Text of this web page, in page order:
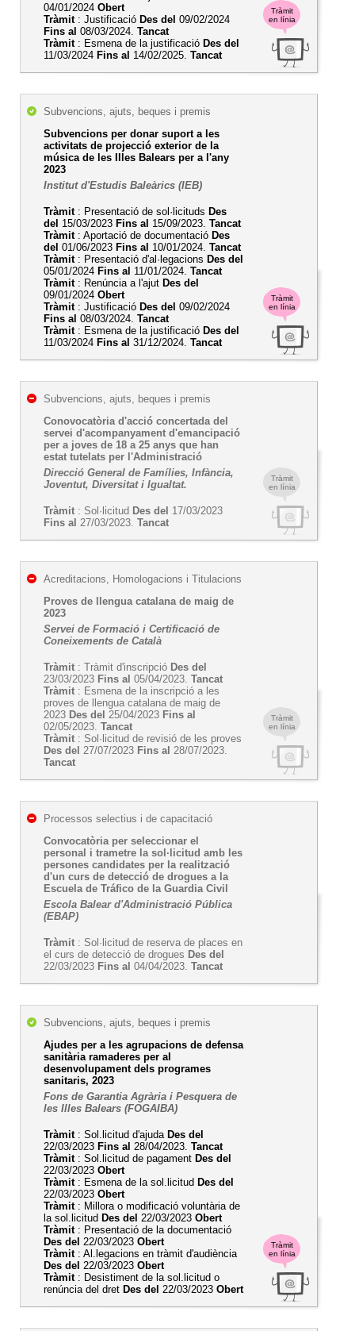
Tràmit
en línia
04/01/2024 Obert
Tràmit: Justificació Des del 09/02/2024
Fins al 08/03/2024. Tancat
Tràmit: Esmena de la justificació Des del
11/03/2024 Fins al 14/02/2025. Tancat
Tràmit
en línia
Subvencions, ajuts, beques i premis
Subvencions per donar suport a les
activitats de projecció exterior de la
música de les Illes Balears per a l'any
2023
Institut d'Estudis Baleàrics (IEB)
Tràmit: Presentació de sol·licituds Des
del 15/03/2023 Fins al 15/09/2023. Tancat
Tràmit: Aportació de documentació Des
del 01/06/2023 Fins al 10/01/2024. Tancat
Tràmit: Presentació d'al·legacions Des del
05/01/2024 Fins al 11/01/2024. Tancat
Tràmit: Renúncia a l'ajut Des del
09/01/2024 Obert
Tràmit: Justificació Des del 09/02/2024
Fins al 08/03/2024. Tancat
Tràmit: Esmena de la justificació Des del
11/03/2024 Fins al 31/12/2024. Tancat
Tràmit
en línia
Subvencions, ajuts, beques i premis
Conovocatòria d'acció concertada del
servei d'acompanyament d'emancipació
per a joves de 18 a 25 anys que han
estat tutelats per l'Administració
Direcció General de Famílies, Infància,
Joventut, Diversitat i Igualtat.
Tràmit : Sol·licitud Des del 17/03/2023
Fins al 27/03/2023. Tancat
Tràmit
en línia
Acreditacions, Homologacions i Titulacions
Proves de llengua catalana de maig de
2023
Servei de Formació i Certificació de
Coneixements de Català
Tràmit : Tràmit d'inscripció Des del
23/03/2023 Fins al 05/04/2023. Tancat
Tràmit : Esmena de la inscripció a les
proves de llengua catalana de maig de
2023 Des del 25/04/2023 Fins al
02/05/2023. Tancat
Tràmit : Sol·licitud de revisió de les proves
Des del 27/07/2023 Fins al 28/07/2023.
Tancat
Processos selectius i de capacitació
Convocatòria per seleccionar el
personal i trametre la sol·licitud amb les
persones candidates per la realització
d'un curs de detecció de drogues a la
Escuela de Tráfico de la Guardia Civil
Escola Balear d'Administració Pública
(EBAP)
Tràmit : Sol·licitud de reserva de places en
el curs de detecció de drogues Des del
22/03/2023 Fins al 04/04/2023. Tancat
Tràmit
en línia
Subvencions, ajuts, beques i premis
Ajudes per a les agrupacions de defensa
sanitària ramaderes per al
desenvolupament dels programes
sanitaris, 2023
Fons de Garantia Agrària i Pesquera de
les Illes Balears (FOGAIBA)
Tràmit: Sol.licitud d'ajuda Des del
22/03/2023 Fins al 28/04/2023. Tancat
Tràmit: Sol.licitud de pagament Des del
22/03/2023 Obert
Tràmit: Esmena de la sol.licitud Des del
22/03/2023 Obert
Tràmit: Millora o modificació voluntària de
la sol.licitud Des del 22/03/2023 Obert
Tràmit: Presentació de la documentació
Des del 22/03/2023 Obert
Tràmit: Al.legacions en tràmit d'audiència
Des del 22/03/2023 Obert
Tràmit: Desistiment de la sol.licitud o
renúncia del dret Des del 22/03/2023 Obert